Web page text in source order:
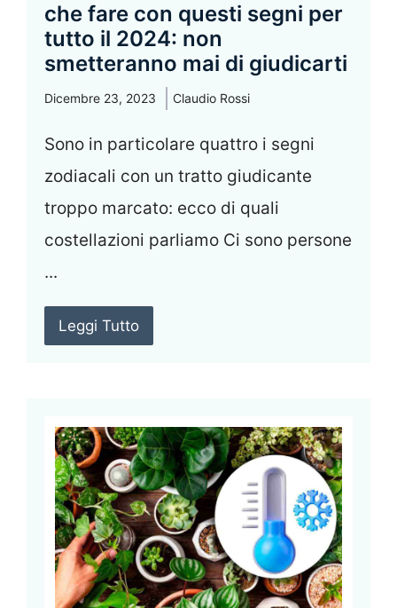
che fare con questi segni per
tutto il 2024: non
smetteranno mai di giudicarti
Dicembre 23, 2023 Claudio Rossi
Sono in particolare quattro i segni
zodiacali con un tratto giudicante
troppo marcato: ecco di quali
costellazioni parliamo Ci sono persone
...
Leggi Tutto